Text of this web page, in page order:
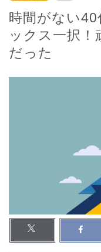
時間がない
ックス一択！
だった